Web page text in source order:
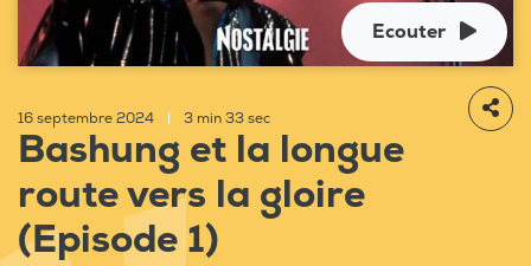
Ecouter
16 septembre 2024 3 min 33 sec
Bashung et la longue
route vers la gloire
(Episode 1)